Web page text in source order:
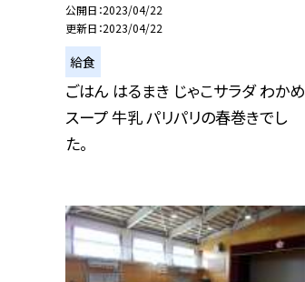
公開日 2023/04/22
更新日 2023/04/22
給食
ごはん はるまき じゃこサラダ わかめ
スープ 牛乳 パリパリの春巻きでし
た。